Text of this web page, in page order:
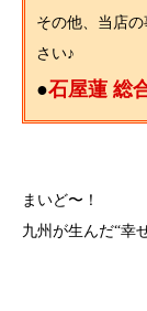
その他、当店
さい♪
●石屋蓮 総
まいど〜！
九州が生んだ“幸